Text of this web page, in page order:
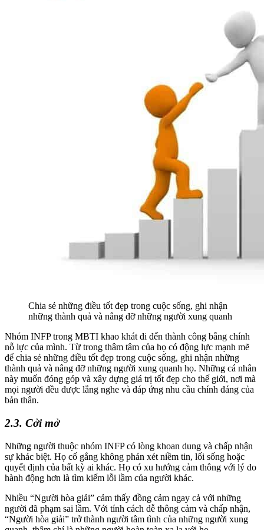
Chia sẻ những điều tốt đẹp trong cuộc sống, ghi nhận
những thành quả và nâng đỡ những người xung quanh
Nhóm INFP trong MBTI khao khát đi đến thành công bằng chính
nỗ lực của mình. Từ trong thâm tâm của họ có động lực mạnh mẽ
để chia sẻ những điều tốt đẹp trong cuộc sống, ghi nhận những
thành quả và nâng đỡ những người xung quanh họ. Những cá nhân
này muốn đóng góp và xây dựng giá trị tốt đẹp cho thế giới, nơi mà
mọi người đều được lắng nghe và đáp ứng nhu cầu chính đáng của
bản thân.
2.3. Cởi mở
Những người thuộc nhóm INFP có lòng khoan dung và chấp nhận
sự khác biệt. Họ cố gắng không phán xét niềm tin, lối sống hoặc
quyết định của bất kỳ ai khác. Họ có xu hướng cảm thông với lý do
hành động hơn là tìm kiếm lỗi lầm của người khác.
Nhiều “Người hòa giải” cảm thấy đồng cảm ngay cả với những
người đã phạm sai lầm. Với tính cách dễ thông cảm và chấp nhận,
“Người hòa giải” trở thành người tâm tình của những người xung